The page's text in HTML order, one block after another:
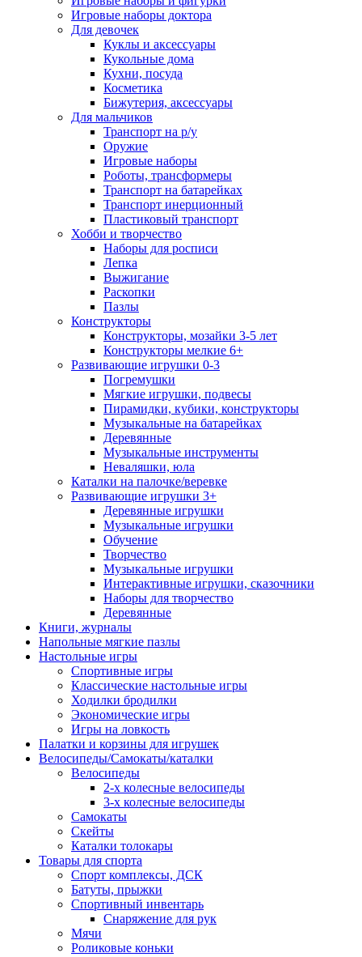
Игровые наборы доктора
Для девочек
Куклы и аксессуары
Кукольные дома
Кухни, посуда
Косметика
Бижутерия, аксессуары
Для мальчиков
Транспорт на р/у
Оружие
Игровые наборы
Роботы, трансформеры
Транспорт на батарейках
Транспорт инерционный
Пластиковый транспорт
Хобби и творчество
Наборы для росписи
Лепка
Выжигание
Раскопки
Пазлы
Конструкторы
Конструкторы, мозайки 3-5 лет
Конструкторы мелкие 6+
Развивающие игрушки 0-3
Погремушки
Мягкие игрушки, подвесы
Пирамидки, кубики, конструкторы
Музыкальные на батарейках
Деревянные
Музыкальные инструменты
Неваляшки, юла
Каталки на палочке/веревке
Развивающие игрушки 3+
Деревянные игрушки
Музыкальные игрушки
Обучение
Творчество
Музыкальные игрушки
Интерактивные игрушки, сказочники
Наборы для творчество
Деревянные
Книги, журналы
Напольные мягкие пазлы
Настольные игры
Спортивные игры
Классические настольные игры
Ходилки бродилки
Экономические игры
Игры на ловкость
Палатки и корзины для игрушек
Велосипеды/Самокаты/каталки
Велосипеды
2-х колесные велосипеды
3-х колесные велосипеды
Самокаты
Скейты
Каталки толокары
Товары для спорта
Спорт комплексы, ДСК
Батуты, прыжки
Спортивный инвентарь
Снаряжение для рук
Мячи
Роликовые коньки